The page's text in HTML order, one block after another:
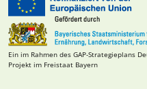
Ein im Rahmen des GAP-Strategieplans
Projekt im Freistaat Bayern